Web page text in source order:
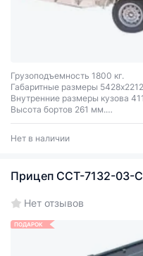
Грузоподъемность 1800 кг.
Габаритные размеры
Внутренние размеры кузова
Высота бортов 261 мм.
Задний борт откидной.
Нет в наличии
Прицеп ССТ-7132-03-С
Нет отзывов
ПОДАРОК